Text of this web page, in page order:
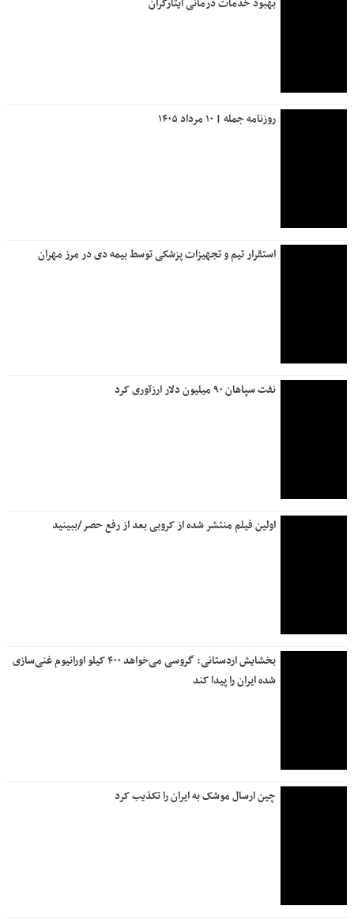
روزنامه جمله | ۱۰ مرداد ۱۴۰۵
استقرار تیم و تجهیزات پزشکی توسط بیمه دی در مرز مهران
نفت سپاهان ۹۰ میلیون دلار ارزآوری کرد
اولین فیلم منتشر شده از کروبی بعد از رفع حصر/ببینید
بخشایش اردستانی: گروسی می‌خواهد ۴۰۰ کیلو اورانیوم غنی‌سازی
شده ایران را پیدا کند
چین ارسال موشک به ایران را تکذیب کرد